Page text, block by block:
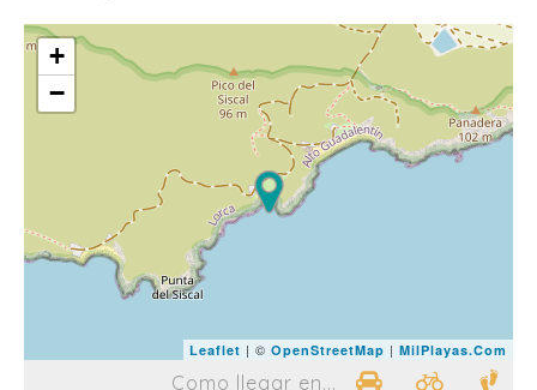
+
−
Leaflet | © OpenStreetMap | MilPlayas.Com
Como llegar en...